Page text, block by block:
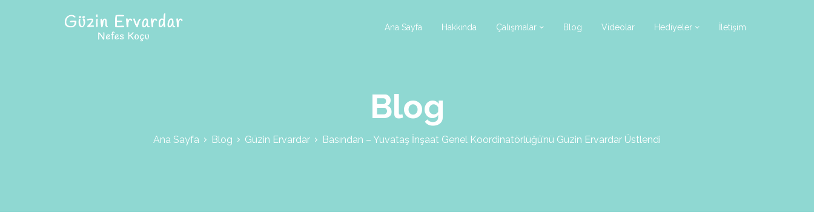
Ana Sayfa Hakkında Çalışmalar Blog Videolar Hediyeler İletişim
Blog
Ana Sayfa Blog Güzin Ervardar Basından – Yuvataş İnşaat Genel Koordinatörlüğü’nü Güzin Ervardar Üstlendi